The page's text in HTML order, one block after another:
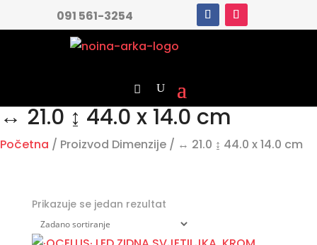
091 561-3254
↔ 21.0 ↨ 44.0 x 14.0 cm
Početna / Proizvod Dimenzije / ↔ 21.0 ↨ 44.0 x 14.0 cm
Prikazuje se jedan rezultat